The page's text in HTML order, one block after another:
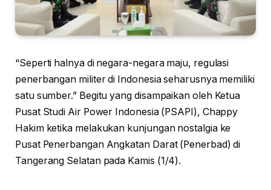
“Seperti halnya di negara-negara maju, regulasi
penerbangan militer di Indonesia seharusnya memiliki
satu sumber.” Begitu yang disampaikan oleh Ketua
Pusat Studi Air Power Indonesia (PSAPI), Chappy
Hakim ketika melakukan kunjungan nostalgia ke
Pusat Penerbangan Angkatan Darat (Penerbad) di
Tangerang Selatan pada Kamis (1/4).